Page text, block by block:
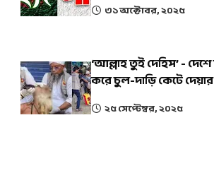
৩১ অক্টোবর, ২০২৫
‘আল্লাহ তুই দেহিস’ -
করে চুল-দাড়ি কেটে
২৫ সেপ্টেম্বর, ২০২৫